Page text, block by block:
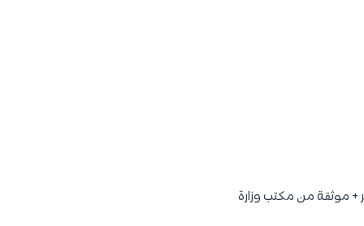
+ موثقة من مكتب وزارة